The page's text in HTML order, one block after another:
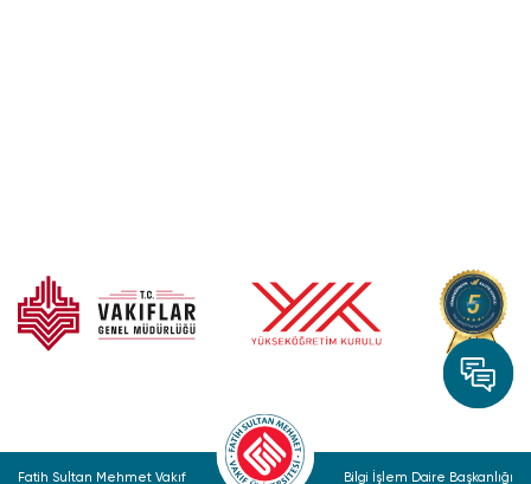
Fatih Sultan Mehmet Vakıf Bilgi İşlem Daire Başkanlığı